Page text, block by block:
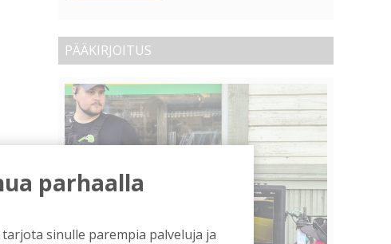
PÄÄKIRJOITUS
parhaalla
sinulle parempia palveluja ja